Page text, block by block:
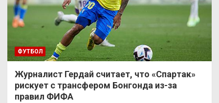
ФУТБОЛ
Журналист Гердай считает, что «Спартак»
рискует с трансфером Бонгонда из-за
правил ФИФА